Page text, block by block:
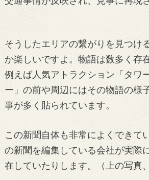
そうしたエリアの繋がりを見つけ
か楽しいですよ。物語は数多く存
例えば人気アトラクション「タワ
ー」の前や周辺にはその物語の様
事が多く貼られています。
この新聞自体も非常によくできて
の新聞を編集している会社が実際
在していたりします。（上の写真